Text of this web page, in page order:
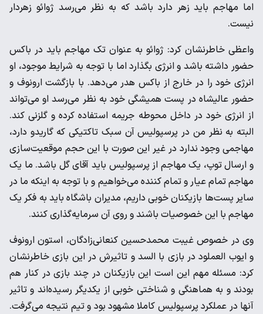
اما مهاجم باید زهر دارد باشد که به نظر می‌رسد ژوائو زهردار
نیست.
واعظی خاطرنشان کرد: ژوائو به عنوان تک مهاجم باید در باکس
حضور داشته باشد و انرژی بگذارد اما با توجه به شرایط موجود، او
انرژی خود را در خارج از باکس هدر می‌دهد. با بازگشت ارونوف و
حضور عالیشاه در پست همیشگی خود به نظر می‌رسد او می‌تواند
از انرژی خود در داخل محوطه جریمه استفاده کرده و گلزنی کند.
البته به نظر من در پرسپولیس آن سبک تاکتیکی که گاریدو دارد،
مهاجمی وجود ندارد در غیر این صورت با این حجم موقعیت‌سازی
و ارسال توپ، یک مهاجم از پرسپولیس باید آقای گل باشد. ما یک
مهاجم تمام عیار و تمام کننده می‌خواهیم و با توجه به اینکه ما در
سایر پست‌ها بازیکنان خوبی داریم، مدیران باشگاه باید به فکر یک
مهاجم با این خصوصیات باشند و روی آن سرمایه‌گذاری کنند.
وی در خصوص غیبت محمدحسین کنعانی‌زادگان، استون ارونوف
و ایوب العملود در بازی با السد و تاثیرش در این بازی خاطرنشان
کرد: مسئله مهم این است این بازیکنان در چند بازی در کنار هم
بودند و به هماهنگی و شناختی خوبی از یکدیگر رسیده‌اند و تاثیر
آنها در عملکرد پرسپولیس کاملا مشهود بود و تیم نتیجه می‌گرفت.